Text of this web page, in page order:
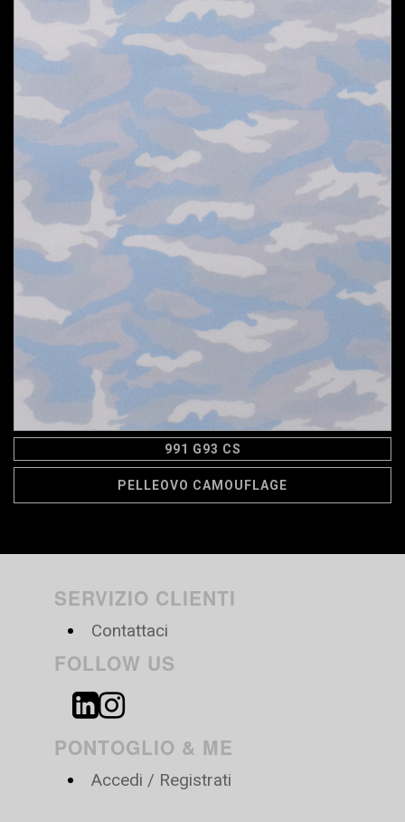
991 G93 CS
PELLEOVO CAMOUFLAGE
SERVIZIO CLIENTI
Contattaci
FOLLOW US
PONTOGLIO & ME
Accedi / Registrati